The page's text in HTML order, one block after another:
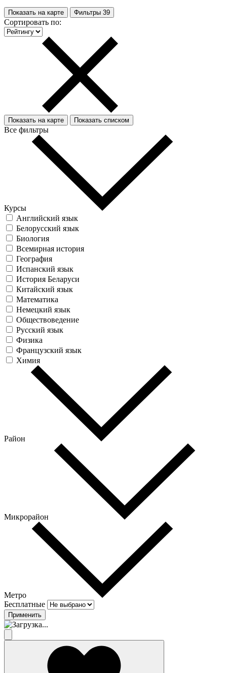
Показать на карте Фильтры 39
Сортировать по:
Показать на карте Показать списком
Все фильтры
Курсы
Английский язык
Белорусский язык
Биология
Всемирная история
География
Испанский язык
История Беларуси
Китайский язык
Математика
Немецкий язык
Обществоведение
Русский язык
Физика
Французский язык
Химия
Район
Микрорайон
Метро
Бесплатные
Применить